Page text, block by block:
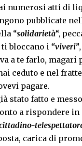
numerosi atti di
pubblicate
“solidarietà“,
bloccano i “viveri”
a te farlo,
ceduto e nel
pagare.
stato fatto e
a rispondere
carica di